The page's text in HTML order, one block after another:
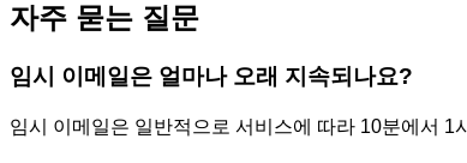
자주 묻는 질문
임시 이메일은 얼마나 오래 지속되나요?
임시 이메일은 일반적으로 서비스에 따라 10분에서